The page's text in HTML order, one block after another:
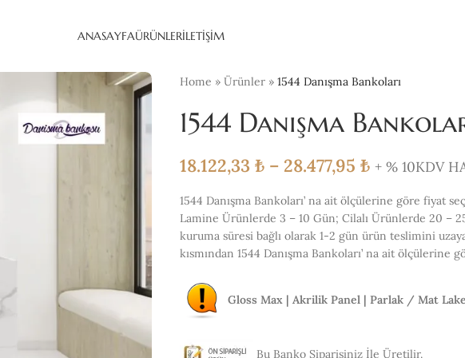
ANASAYFAÜRÜNLERİLETIŞIM
Home » Ürünler» 1544 Danışma Bankoları
1544 Danışma
18.122,33 ₺ – 28.477,95 ₺ + % 10KDV
1544 Danışma Bankoları’ na ait ölçülerine göre fiyat
Lamine Ürünlerde 3 – 10 Gün; Cilalı Ürünlerde 20 –
kuruma süresi bağlı olarak 1-2 gün ürün teslimini
kısmından 1544 Danışma Bankoları’ na ait
Gloss Max | Akrilik Panel | Parlak / Mat
Bu Banko Siparişiniz İle Üretilir.